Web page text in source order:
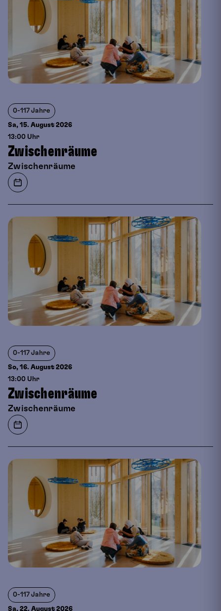
0-117 Jahre
Sa, 15. August 2026
13:00 Uhr
Zwischenräume
Zwischenräume
0-117 Jahre
So, 16. August 2026
13:00 Uhr
Zwischenräume
Zwischenräume
0-117 Jahre
Sa, 22. August 2026